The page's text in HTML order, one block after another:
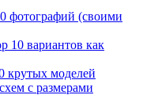
фотографий (своими
10 вариантов как
крутых моделей
с размерами